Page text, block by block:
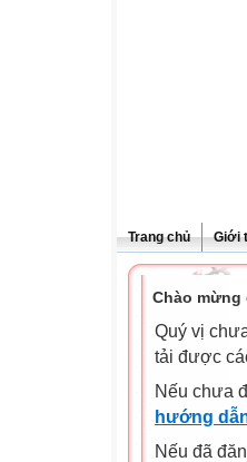
Trang chủ Giới
Chào mừng
Quý vị
tải được
Nếu chưa
hướng
Nếu đã